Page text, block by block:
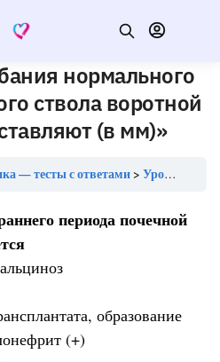
нормального
ствола воротной
(в мм)»
— тесты с ответами Урок №29 «колебания нормального размера основного ствола воротной вены обычно составляют (в мм)»
периода почечной
образование
(+)